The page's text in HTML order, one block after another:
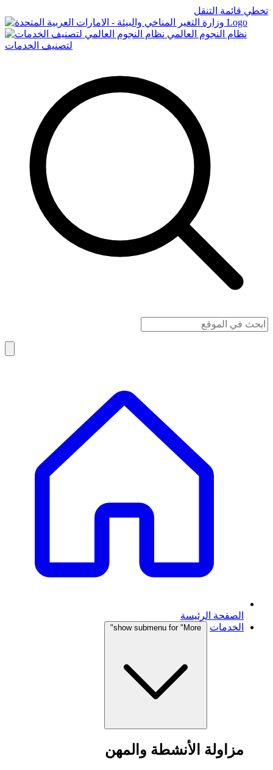
تخطي قائمة التنقل
Logo
نظام النجوم العالمي
لتصنيف الخدمات
الصفحة الرئيسة
الخدمات
show submenu for "More"
مزاولة الأنشطة والمهن